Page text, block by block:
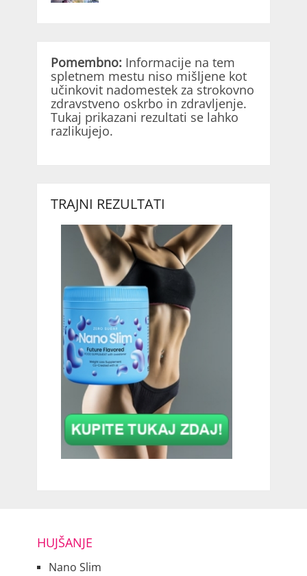
Pomembno: Informacije na tem
spletnem mestu niso mišljene kot
učinkovit nadomestek za strokovno
zdravstveno oskrbo in zdravljenje.
Tukaj prikazani rezultati se lahko
razlikujejo.
TRAJNI REZULTATI
HUJŠANJE
Nano Slim